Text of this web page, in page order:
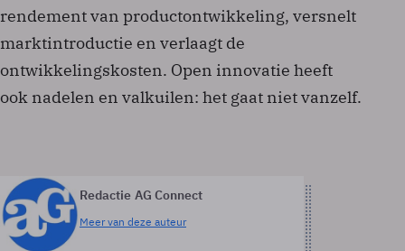
rendement van productontwikkeling, versnelt
marktintroductie en verlaagt de
ontwikkelingskosten. Open innovatie heeft
ook nadelen en valkuilen: het gaat niet vanzelf.
Redactie AG Connect
Meer van deze auteur